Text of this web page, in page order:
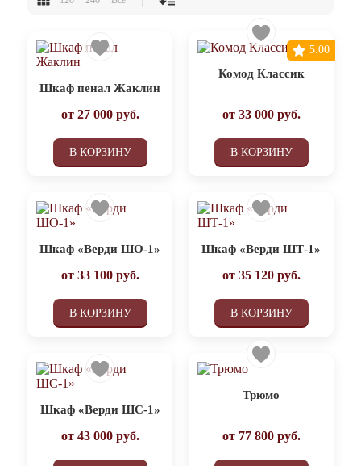
Шкаф пенал Жаклин
от 27 000руб.
В КОРЗИНУ
Комод Классик
от 33 000руб.
В КОРЗИНУ
5.00
Шкаф «Верди ШО-1»
от 33 100руб.
В КОРЗИНУ
Шкаф «Верди ШТ-1»
от 35 120руб.
В КОРЗИНУ
Шкаф «Верди ШС-1»
от 43 000руб.
Трюмо
от 77 800руб.